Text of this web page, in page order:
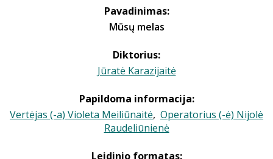
Pavadinimas:
Mūsų melas
Diktorius:
Jūratė Karazijaitė
Papildoma informacija:
Vertėjas (-a) Violeta Meiliūnaitė, Operatorius (-ė) Nijolė
Raudeliūnienė
Leidinio formatas: